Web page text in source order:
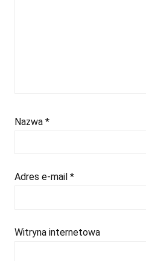
Nazwa *
Adres e-mail *
Witryna internetowa